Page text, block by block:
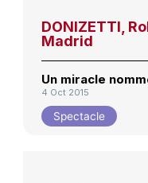
DONIZETTI,
Madrid
Un miracle
4 Oct 2015
Spectacle